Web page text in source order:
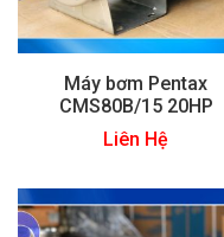
Máy bơm Pentax
CMS80B/15 20HP
Liên Hệ